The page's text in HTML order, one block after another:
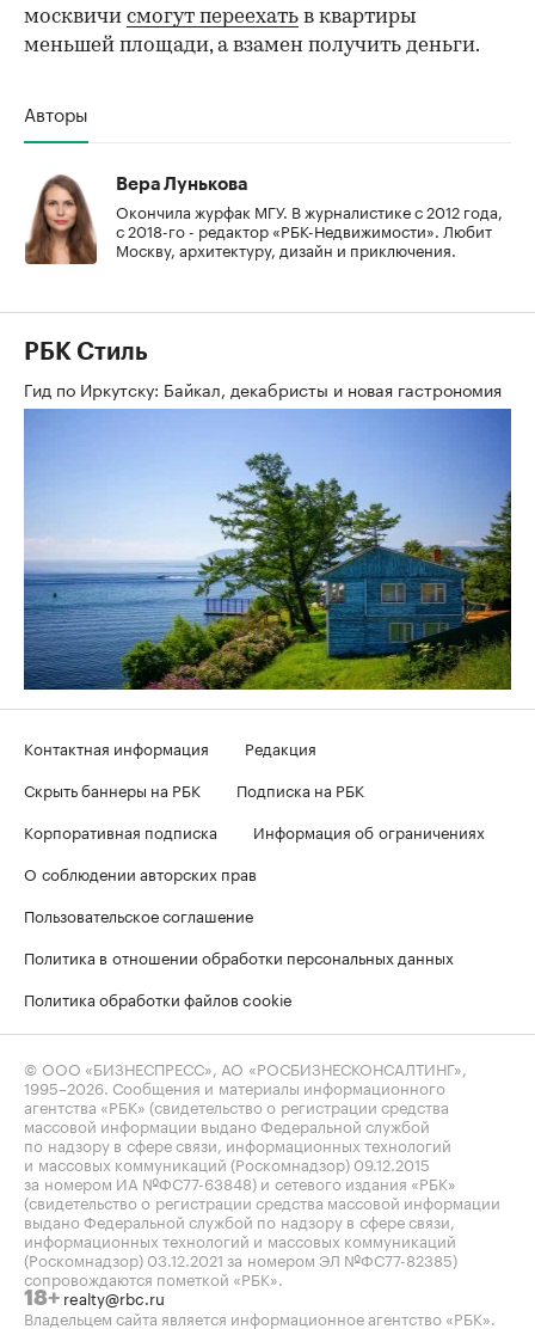
москвичи смогут переехать в квартиры
меньшей площади, а взамен получить деньги.
Авторы
Вера Лунькова
Окончила журфак МГУ. В журналистике с 2012 года,
с 2018-го - редактор «РБК-Недвижимости». Любит
Москву, архитектуру, дизайн и приключения.
РБК Стиль
Гид по Иркутску: Байкал, декабристы и новая гастрономия
Контактная информация
Редакция
Скрыть баннеры на РБК
Подписка на РБК
Корпоративная подписка
Информация об ограничениях
О соблюдении авторских прав
Пользовательское соглашение
Политика в отношении обработки персональных данных
Политика обработки файлов cookie
© ООО «БИЗНЕСПРЕСС», АО «РОСБИЗНЕСКОНСАЛТИНГ»,
1995–2026 . Сообщения и материалы информационного
агентства «РБК» (свидетельство о регистрации средства
массовой информации выдано Федеральной службой
по надзору в сфере связи, информационных технологий
и массовых коммуникаций (Роскомнадзор) 09.12.2015
за номером ИА №ФС77-63848) и сетевого издания «РБК»
(свидетельство о регистрации средства массовой информации
выдано Федеральной службой по надзору в сфере связи,
информационных технологий и массовых коммуникаций
(Роскомнадзор) 03.12.2021 за номером ЭЛ №ФС77-82385)
сопровождаются пометкой «РБК».
18+ realty@rbc.ru
Владельцем сайта является информационное агентство «РБК».